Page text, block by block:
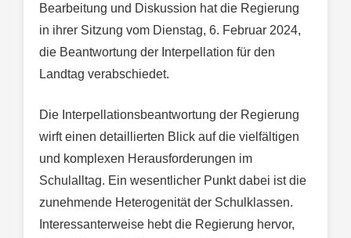
Bearbeitung und Diskussion hat die Regierung
in ihrer Sitzung vom Dienstag, 6. Februar 2024,
die Beantwortung der Interpellation für den
Landtag verabschiedet.
Die Interpellationsbeantwortung der Regierung
wirft einen detaillierten Blick auf die vielfältigen
und komplexen Herausforderungen im
Schulalltag. Ein wesentlicher Punkt dabei ist die
zunehmende Heterogenität der Schulklassen.
Interessanterweise hebt die Regierung hervor,